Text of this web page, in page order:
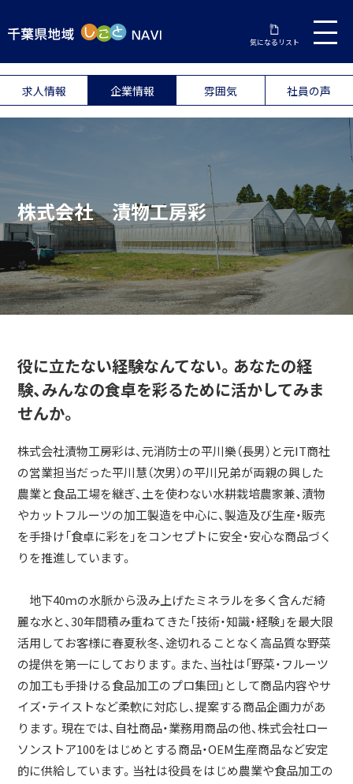
気になるリスト
求人情報 企業情報 雰囲気 社員の声
株式会社 漬物工房彩
役に立たない経験なんてない。あなたの経
験、みんなの食卓を彩るために活かしてみま
せんか。
株式会社漬物工房彩は、元消防士の平川樂（長男）と元IT商社
の営業担当だった平川慧（次男）の平川兄弟が両親の興した
農業と食品工場を継ぎ、土を使わない水耕栽培農家兼、漬物
やカットフルーツの加工製造を中心に、製造及び生産・販売
を手掛け「食卓に彩を」をコンセプトに安全・安心な商品づく
りを推進しています。
地下40ｍの水脈から汲み上げたミネラルを多く含んだ綺
麗な水と、30年間積み重ねてきた「技術・知識・経験」を最大限
活用してお客様に春夏秋冬、途切れることなく高品質な野菜
の提供を第一にしております。また、当社は「野菜・フルーツ
の加工も手掛ける食品加工のプロ集団」として商品内容やサ
イズ・テイストなど柔軟に対応し、提案する商品企画力があ
ります。現在では、自社商品・業務用商品の他、株式会社ロー
ソンストア100をはじめとする商品・OEM生産商品など安定
的に供給しています。当社は役員をはじめ農業や食品加工の